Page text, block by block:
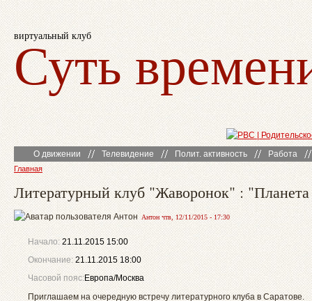
виртуальный клуб
Суть
О движении Телевидение Полит. активность Работа
Главная
Литературный клуб "Жаворонок" :
Антон чтв, 12/11/2015 - 17:30
Начало: 21.11.2015 15:00
Окончание: 21.11.2015 18:00
Часовой пояс:Европа/Москва
Приглашаем на очередную встречу литературного клуба в Саратове.